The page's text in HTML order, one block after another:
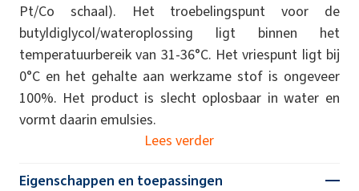
Pt/Co schaal). Het troebelingspunt voor de
butyldiglycol/wateroplossing ligt binnen het
temperatuurbereik van 31-36°C. Het vriespunt ligt bij
0°C en het gehalte aan werkzame stof is ongeveer
100%. Het product is slecht oplosbaar in water en
vormt daarin emulsies.
Lees verder
Eigenschappen en toepassingen